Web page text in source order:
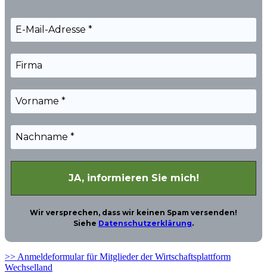
Wir versprechen, dass wir keinen Spam versenden!
Siehe Datenschutzerklärung.
>> Anmeldeformular für Mitglieder der Wirtschaftsplattform
Wechselland